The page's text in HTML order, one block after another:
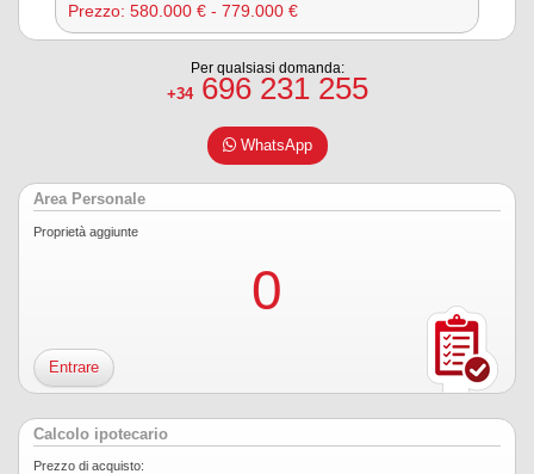
Prezzo: 580.000 € - 779.000 €
Per qualsiasi domanda:
+34696 231 255
WhatsApp
Area Personale
Proprietà aggiunte
0
Entrare
Calcolo ipotecario
Prezzo di acquisto: